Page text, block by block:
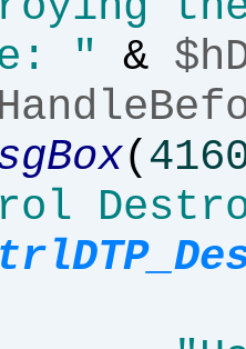
"
&
(